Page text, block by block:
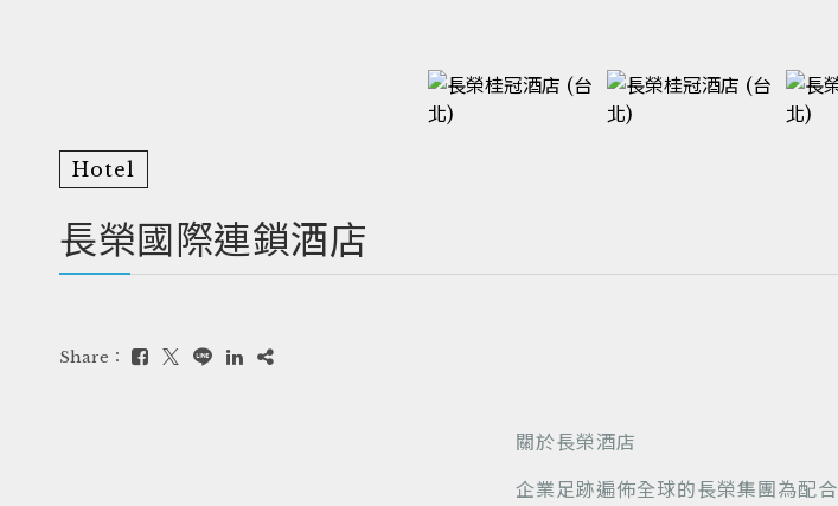
Hotel
長榮國際連鎖酒店
Share：
關於長榮酒店
企業足跡遍佈全球的長榮集團為配